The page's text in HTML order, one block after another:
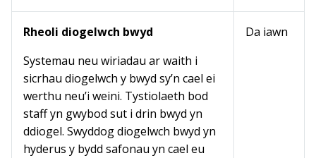
Rheoli diogelwch bwyd
Systemau neu wiriadau ar waith i
sicrhau diogelwch y bwyd sy’n cael ei
werthu neu’i weini. Tystiolaeth bod
staff yn gwybod sut i drin bwyd yn
ddiogel. Swyddog diogelwch bwyd yn
hyderus y bydd safonau yn cael eu
Da iawn